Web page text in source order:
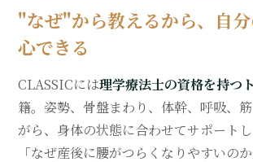
"なぜ"から教えるから、自
心できる
CLASSICには理学療法士の資格を持つ
籍。姿勢、骨盤まわり、体幹、呼吸、
がら、身体の状態に合わせてサポートし
「なぜ産後に腰がつらくなりやすいの